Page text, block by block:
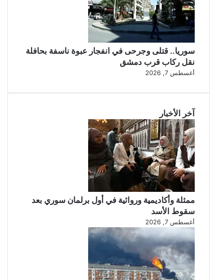
سوريا.. قتلى وجرحى في انفجار عبوة ناسفة بحافلة
نقل ركاب قرب دمشق
أغسطس 7, 2026
آخر الأخبار
ممثلة وأكاديمية وروائية في أول برلمان سوري بعد
سقوط الأسد
أغسطس 7, 2026